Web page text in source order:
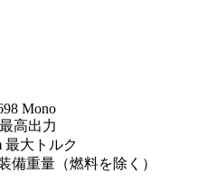
Mono
最高出力
最大トルク
備重量（燃料を除く）